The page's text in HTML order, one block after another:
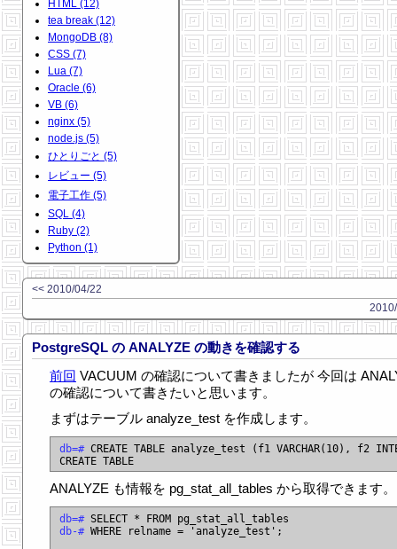
HTML (12)
tea break (12)
MongoDB (8)
CSS (7)
Lua (7)
Oracle (6)
VB (6)
nginx (5)
node.js (5)
ひとりごと (5)
レビュー (5)
電子工作 (5)
SQL (4)
Ruby (2)
Python (1)
<< 2010/04/22
PostgreSQL の ANALYZE の動きを確認する
前回 VACUUM の確認について書きましたが 今回は
の確認について書きたいと思います。
まずはテーブル analyze_test を作成します。
db=# CREATE TABLE analyze_test (f1 VARCHAR(10), f2
ANALYZE も情報を pg_stat_all_tables から取得できます。
db=#
db-# WHERE relname = 'analyze_test';